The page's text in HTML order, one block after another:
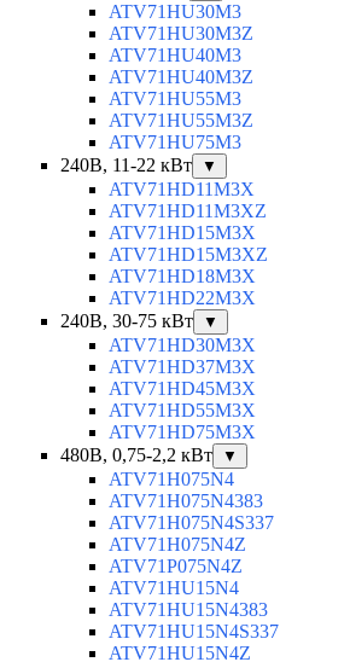
ATV71HU30M3
ATV71HU30M3Z
ATV71HU40M3
ATV71HU40M3Z
ATV71HU55M3
ATV71HU55M3Z
ATV71HU75M3
240В, 11-22 кВт
▼
ATV71HD11M3X
ATV71HD11M3XZ
ATV71HD15M3X
ATV71HD15M3XZ
ATV71HD18M3X
ATV71HD22M3X
240В, 30-75 кВт
▼
ATV71HD30M3X
ATV71HD37M3X
ATV71HD45M3X
ATV71HD55M3X
ATV71HD75M3X
480В, 0,75-2,2 кВт
▼
ATV71H075N4
ATV71H075N4383
ATV71H075N4S337
ATV71H075N4Z
ATV71P075N4Z
ATV71HU15N4
ATV71HU15N4383
ATV71HU15N4S337
ATV71HU15N4Z